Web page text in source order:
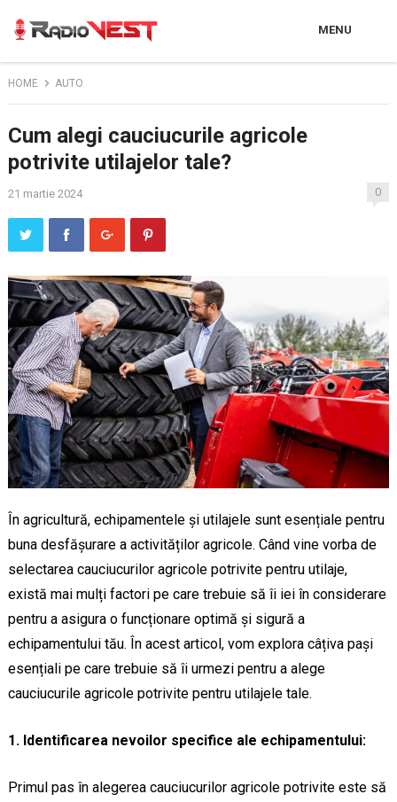
MENU
HOME AUTO
Cum alegi cauciucurile agricole
potrivite utilajelor tale?
21 martie 2024 0
În agricultură, echipamentele și utilajele sunt esențiale pentru
buna desfășurare a activităților agricole. Când vine vorba de
selectarea cauciucurilor agricole potrivite pentru utilaje,
există mai mulți factori pe care trebuie să îi iei în considerare
pentru a asigura o funcționare optimă și sigură a
echipamentului tău. În acest articol, vom explora câțiva pași
esențiali pe care trebuie să îi urmezi pentru a alege
cauciucurile agricole potrivite pentru utilajele tale.
1. Identificarea nevoilor specifice ale echipamentului:
Primul pas în alegerea cauciucurilor agricole potrivite este să